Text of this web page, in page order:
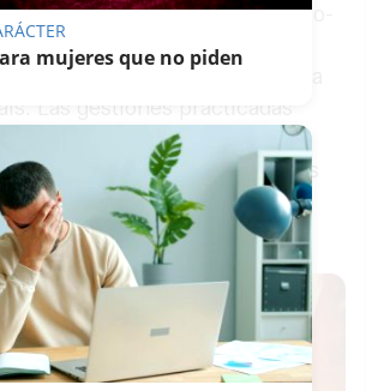
localidad cántabra de Guarnizo-
a la importación y
de fruta desde Sudamérica
Las gestiones practicadas
un descuadre de la
los movimientos de mercancías
en la nave se verificó la
de fluido eléctrico.
mujeres que no piden